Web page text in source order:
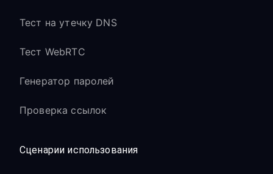
Тест на утечку DNS
Тест WebRTC
Генератор паролей
Проверка ссылок
Сценарии использования